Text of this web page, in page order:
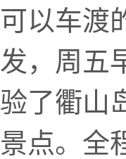
可以车渡
发，周五
验了衢山
景点。全